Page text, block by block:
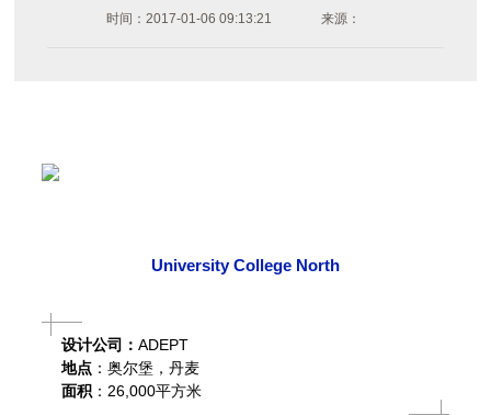
时间：2017-01-06 09:13:21 来源：
University College North
设计公司： ADEPT
地点： 奥尔堡， 丹麦
面积：26,000平方米